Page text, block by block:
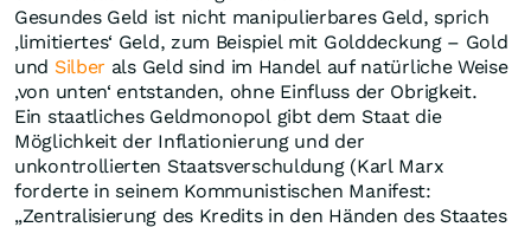
Gesundes Geld ist nicht manipulierbares Geld, sprich
‚limitiertes‘ Geld, zum Beispiel mit Golddeckung – Gold
und Silber als Geld sind im Handel auf natürliche Weise
‚von unten‘ entstanden, ohne Einfluss der Obrigkeit.
Ein staatliches Geldmonopol gibt dem Staat die
Möglichkeit der Inflationierung und der
unkontrollierten Staatsverschuldung (Karl Marx
forderte in seinem Kommunistischen Manifest:
„Zentralisierung des Kredits in den Händen des Staates